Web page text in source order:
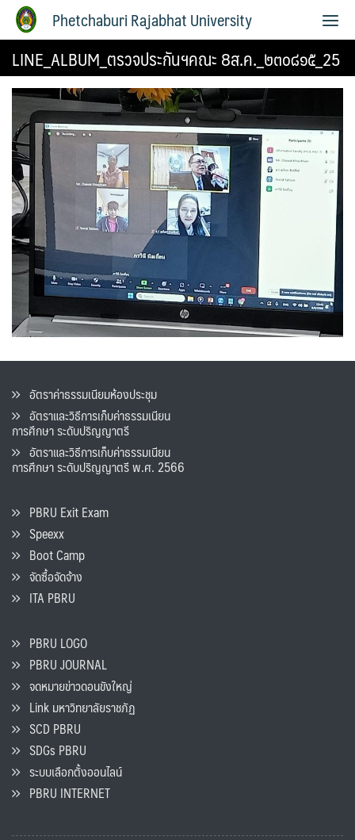
Phetchaburi Rajabhat University
LINE_ALBUM_ตรวจประกันฯคณะ 8ส.ค._๒๓๐๘๑๕_25
อัตราค่าธรรมเนียมห้องประชุม
อัตราและวิธีการเก็บค่าธรรมเนียน
การศึกษา ระดับปริญญาตรี
อัตราและวิธีการเก็บค่าธรรมเนียน
การศึกษา ระดับปริญญาตรี พ.ศ. 2566
PBRU Exit Exam
Speexx
Boot Camp
จัดซื้อจัดจ้าง
ITA PBRU
PBRU LOGO
PBRU JOURNAL
จดหมายข่าวดอนขังใหญ่
Link มหาวิทยาลัยราชภัฏ
SCD PBRU
SDGs PBRU
ระบบเลือกตั้งออนไลน์
PBRU INTERNET